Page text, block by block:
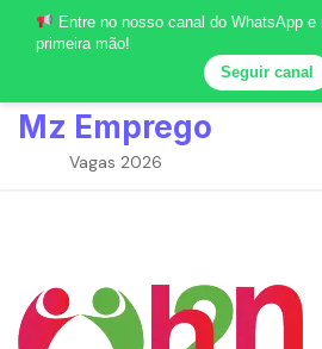
Entre no nosso canal do WhatsApp e
primeira mão!
Seguir canal
Skip
content
Mz Emprego
Vagas 2026